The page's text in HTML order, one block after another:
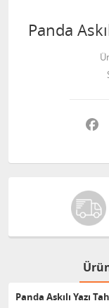
Panda
Panda Askılı Yazı